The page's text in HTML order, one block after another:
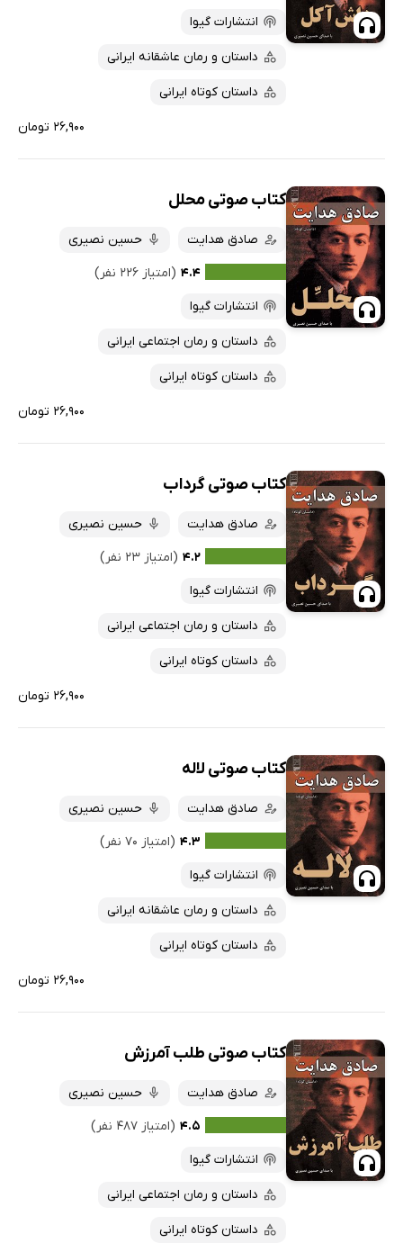
انتشارات گیوا
داستان و رمان عاشقانه ایرانی
داستان کوتاه ایرانی
۲۶,۹۰۰ تومان
کتاب صوتی محلل
صادق هدایت
حسین نصیری
۴.۴ (امتیاز ۲۲۶ نفر)
انتشارات گیوا
داستان و رمان اجتماعی ایرانی
داستان کوتاه ایرانی
۲۶,۹۰۰ تومان
کتاب صوتی گرداب
صادق هدایت
حسین نصیری
۴.۲ (امتیاز ۲۳ نفر)
انتشارات گیوا
داستان و رمان اجتماعی ایرانی
داستان کوتاه ایرانی
۲۶,۹۰۰ تومان
کتاب صوتی لاله
صادق هدایت
حسین نصیری
۴.۳ (امتیاز ۷۰ نفر)
انتشارات گیوا
داستان و رمان عاشقانه ایرانی
داستان کوتاه ایرانی
۲۶,۹۰۰ تومان
کتاب صوتی طلب آمرزش
صادق هدایت
حسین نصیری
۴.۵ (امتیاز ۴۸۷ نفر)
انتشارات گیوا
داستان و رمان اجتماعی ایرانی
داستان کوتاه ایرانی